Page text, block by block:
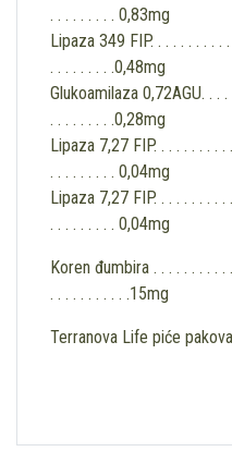
. . . . . . . . . 0,83mg
Lipaza 349 FIP. . . . . . . . . .
. . . . . . . . .0,48mg
Glukoamilaza 0,72AGU. . . .
. . . . . . . . .0,28mg
Lipaza 7,27 FIP. . . . . . . . . .
. . . . . . . . . 0,04mg
Lipaza 7,27 FIP. . . . . . . . . .
. . . . . . . . . 0,04mg
Koren đumbira . . . . . . . . . .
. . . . . . . . . . .15mg
Terranova Life piće